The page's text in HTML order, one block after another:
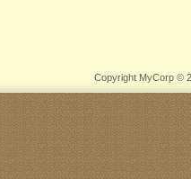
Copyright MyCorp ©